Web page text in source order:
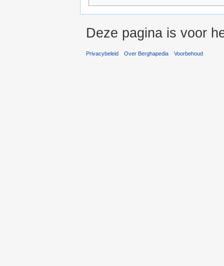
Deze pagina is voor
Privacybeleid Over Berghapedia Voorbehoud